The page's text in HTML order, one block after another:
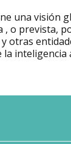
una visión
, o prevista,
otras
la inteligencia